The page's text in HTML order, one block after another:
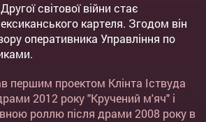
світової війни стає
картеля. Згодом він
оперативника Управління по
першим проектом Клінта Іствуда
2012 року "Кручений м'яч" і
роллю після драми 2008 року в